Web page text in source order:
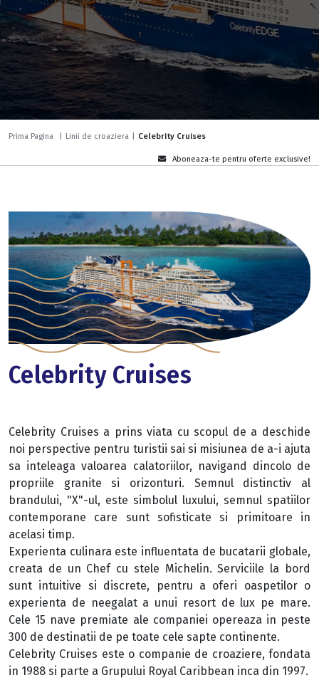
Prima Pagina Linii de croaziera Celebrity Cruises
Aboneaza-te pentru oferte exclusive!
Celebrity Cruises
Celebrity Cruises a prins viata cu scopul de a deschide
noi perspective pentru turistii sai si misiunea de a-i ajuta
sa inteleaga valoarea calatoriilor, navigand dincolo de
propriile granite si orizonturi. Semnul distinctiv al
brandului, "X"-ul, este simbolul luxului, semnul spatiilor
contemporane care sunt sofisticate si primitoare in
acelasi timp.
Experienta culinara este influentata de bucatarii globale,
creata de un Chef cu stele Michelin. Serviciile la bord
sunt intuitive si discrete, pentru a oferi oaspetilor o
experienta de neegalat a unui resort de lux pe mare.
Cele 15 nave premiate ale companiei opereaza in peste
300 de destinatii de pe toate cele sapte continente.
Celebrity Cruises este o companie de croaziere, fondata
in 1988 si parte a Grupului Royal Caribbean inca din 1997.